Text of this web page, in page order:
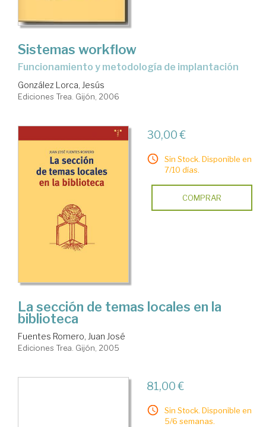
Sistemas workflow
Funcionamiento y metodología de implantación
González Lorca, Jesús
Ediciones Trea. Gijón, 2006
30,00 €
Sin Stock. Disponible en
7/10 días.
COMPRAR
La sección de temas locales en la
biblioteca
Fuentes Romero, Juan José
Ediciones Trea. Gijón, 2005
81,00 €
Sin Stock. Disponible en
5/6 semanas.